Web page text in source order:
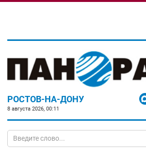
РОСТОВ-НА-ДОНУ
8 августа 2026, 00:11